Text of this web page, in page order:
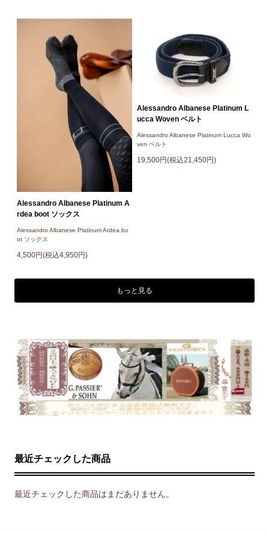
Alessandro Albanese Platinum A
rdea boot ソックス
Alessandro Albanese Platinum Ardea bo
ot ソックス
4,500円(税込4,950円)
Alessandro Albanese Platinum L
ucca Woven ベルト
Alessandro Albanese Platinum Lucca Wo
ven ベルト
19,500円(税込21,450円)
もっと見る
最近チェックした商品
最近チェックした商品はまだありません。